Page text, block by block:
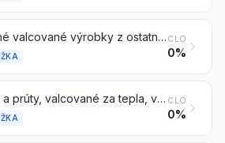
Ploché valcované výrobky z ostatnej legovanej ocele, so šírkou menšou ako 600 mm CLO
0%
Tyče a prúty, valcované za tepla, v nepravidelne navinutých zvitkoch, z ostatnej legovanej ocele CLO
0%